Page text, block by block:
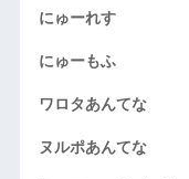
にゅーれす
にゅーもふ
ワロタあんてな
ヌルポあんてな